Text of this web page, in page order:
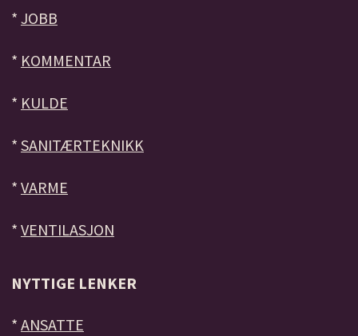
* JOBB
* KOMMENTAR
* KULDE
* SANITÆRTEKNIKK
* VARME
* VENTILASJON
NYTTIGE LENKER
* ANSATTE